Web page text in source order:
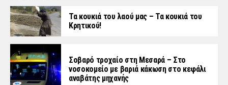
Τα κουκιά του λαού μας – Τα κουκιά του
Κρητικού!
Σοβαρό τροχαίο στη Μεσαρά – Στο
νοσοκομείο με βαριά κάκωση στο κεφάλι
αναβάτης μηχανής